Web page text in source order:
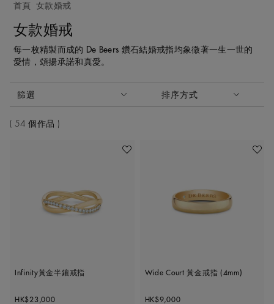
首頁 女款婚戒
女款婚戒
每一枚精製而成的 De Beers 鑽石結婚戒指均象徵著一生一世的
愛情，頌揚承諾和真愛。
篩選 排序方式
排序方式
54 個作品
加入喜愛清單
Infinity黃金半鑲戒指
Original price
HK$23,000
加入喜
Wide Court 黃金戒指 (4mm)
Original price
HK$9,000